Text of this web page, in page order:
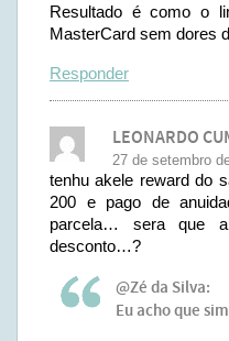
Resultado é como o
MasterCard sem dores
Responder
LEONARDO
27 de setembro
tenhu akele reward do
200 e pago de
parcela… sera que
desconto…?
@Zé da Silva:
Eu acho que